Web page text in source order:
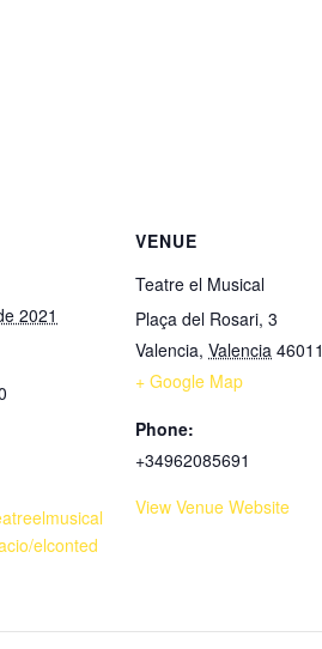
2021
elconted
VENUE
Teatre el Musical
Plaça del Rosari, 3
Valencia, Valencia 46011
+ Google Map
Phone:
+34962085691
View Venue Website